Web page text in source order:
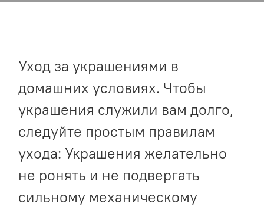
Уход за украшениями в
домашних условиях. Чтобы
украшения служили вам долго,
следуйте простым правилам
ухода: Украшения желательно
не ронять и не подвергать
сильному механическому